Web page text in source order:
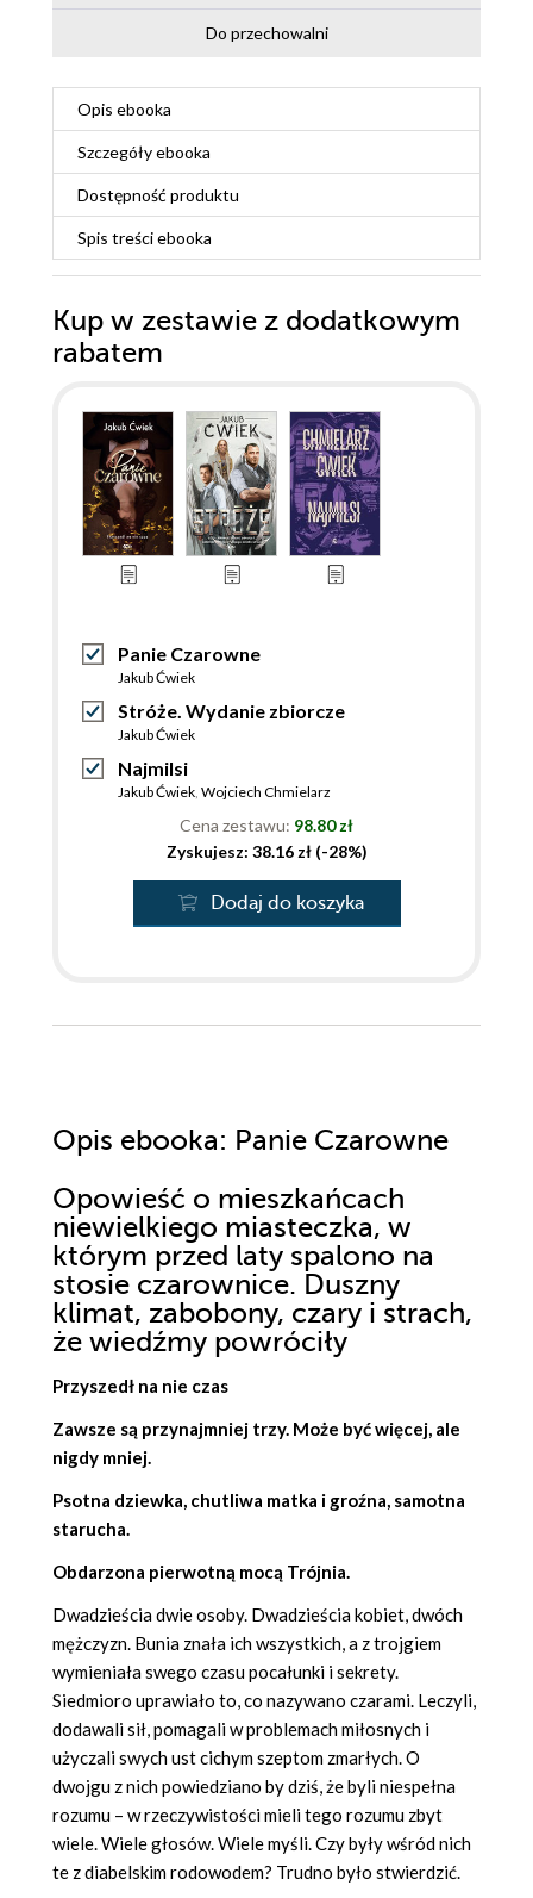
Do przechowalni
Opis ebooka
Szczegółyebooka
Dostępność produktu
Spis treściebooka
Kup w zestawie z dodatkowym
rabatem
Panie Czarowne
Jakub Ćwiek
Stróże. Wydanie zbiorcze
Jakub Ćwiek
Najmilsi
Jakub Ćwiek, Wojciech Chmielarz
Cena zestawu: 98.80 zł
Zyskujesz: 38.16 zł (-28%)
Dodaj do koszyka
Opis ebooka: Panie Czarowne
Opowieść o mieszkańcach
niewielkiego miasteczka, w
którym przed laty spalono na
stosie czarownice. Duszny
klimat, zabobony, czary i strach,
że wiedźmy powróciły
Przyszedł na nie czas
Zawsze są przynajmniej trzy. Może być więcej, ale
nigdy mniej.
Psotna dziewka, chutliwa matka i groźna, samotna
starucha.
Obdarzona pierwotną mocą Trójnia.
Dwadzieścia dwie osoby. Dwadzieścia kobiet, dwóch
mężczyzn. Bunia znała ich wszystkich, a z trojgiem
wymieniała swego czasu pocałunki i sekrety.
Siedmioro uprawiało to, co nazywano czarami. Leczyli,
dodawali sił, pomagali w problemach miłosnych i
użyczali swych ust cichym szeptom zmarłych. O
dwojgu z nich powiedziano by dziś, że byli niespełna
rozumu – w rzeczywistości mieli tego rozumu zbyt
wiele. Wiele głosów. Wiele myśli. Czy były wśród nich
te z diabelskim rodowodem? Trudno było stwierdzić.